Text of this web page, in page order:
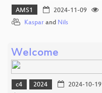
AMS1 2024-11-09
Kaspar and Nils
Welcome
c4 2024 2024-10-19